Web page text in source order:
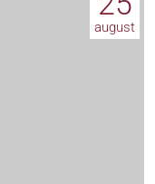
august